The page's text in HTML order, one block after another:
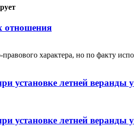
отношения
характера, но по факту
установке летней веранды
установке летней веранды